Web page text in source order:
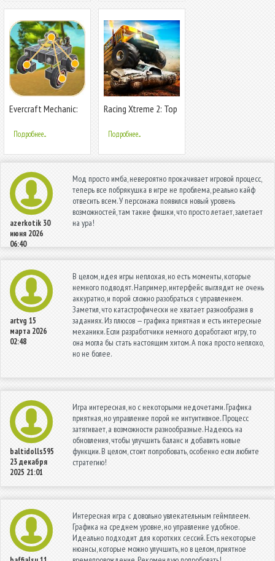
Evercraft Mechanic:
Scrap
Подробнее...
Racing Xtreme 2: Top
Offroad Fun
Подробнее...
azerkotik 30
июня 2026
06:40
Мод просто имба, невероятно прокачивает игровой процесс,
теперь все побрякушка в игре не проблема, реально кайф
отвесить всем. У персонажа появился новый уровень
возможностей, там такие фишки, что просто летает, залетает
на ура!
artvg 15
марта 2026
02:48
В целом, идея игры неплохая, но есть моменты, которые
немного подводят. Например, интерфейс выглядит не очень
аккуратно, и порой сложно разобраться с управлением.
Заметил, что катастрофически не хватает разнообразия в
заданиях. Из плюсов — графика приятная и есть интересные
механики. Если разработчики немного доработают игру, то
она могла бы стать настоящим хитом. А пока просто неплохо,
но не более.
baltidolls595
23 декабря
2025 21:01
Игра интересная, но с некоторыми недочетами. Графика
приятная, но управление порой не интуитивное. Процесс
затягивает, а возможности разнообразные. Надеюсь на
обновления, чтобы улучшить баланс и добавить новые
функции. В целом, стоит попробовать, особенно если любите
стратегию!
Интересная игра с довольно увлекательным геймплеем.
Графика на среднем уровне, но управление удобное.
Идеально подходит для коротких сессий. Есть некоторые
нюансы, которые можно улучшить, но в целом, приятное